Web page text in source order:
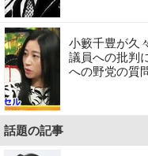
小籔千豊が久
議員への批判
への野党の質
話題の記事